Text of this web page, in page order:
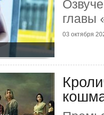
главы
03 октября